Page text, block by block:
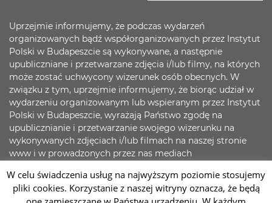
Uprzejmie informujemy, że podczas wydarzeń
organizowanych bądź współorganizowanych przez Instytut
Polski w Budapeszcie są wykonywane, a następnie
upubliczniane i przetwarzane zdjęcia i/lub filmy, na których
może zostać uchwycony wizerunek osób obecnych. W
związku z tym, uprzejmie informujemy, że biorąc udział w
wydarzeniu organizowanym lub wspieranym przez Instytut
Polski w Budapeszcie, wyrażają Państwo zgodę na
upublicznianie i przetwarzanie swojego wizerunku na
wykonywanych zdjęciach i/lub filmach na naszej stronie
www i w prowadzonych przez nas mediach
dokładamy wszelkich starań, aby zadbać o bezpieczeństwo
Państwa danych.
W celu świadczenia usług na najwyższym poziomie stosujemy
pliki cookies. Korzystanie z naszej witryny oznacza, że będą